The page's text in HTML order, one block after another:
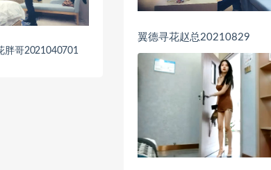
胖哥2021040701
翼德寻花赵总20210829